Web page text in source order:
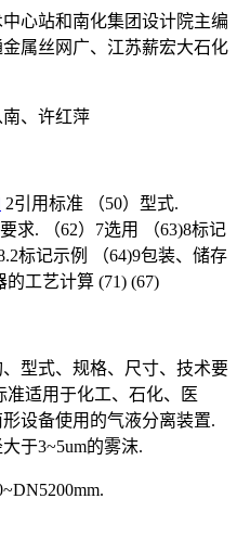
心站和南化集团设计院主编
属丝网广、江苏薪宏大石化
、许红萍
2引用标准 （50）型式.
求. （62）7选用 （63)8标记
标记示例 （64)9包装、储存
工艺计算 (71) (67)
型式、规格、尺寸、技术要
适用于化工、石化、医
设备使用的气液分离装置.
于3~5um的雾沫.